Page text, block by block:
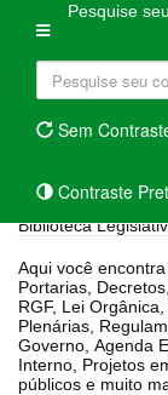
Pesquise
Sem
Contraste
Biblioteca
Aqui você encontra as
Portarias, Decretos,
RGF, Lei
Plenárias,
Governo, Agenda Externa do presidente, Relatório do Controle
Interno, Projetos em tramitação na Câmara, Controle dos bens
públicos e